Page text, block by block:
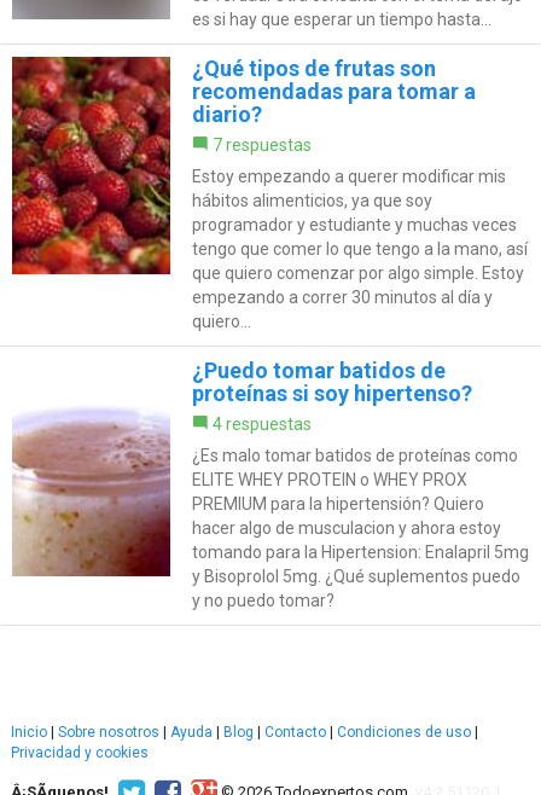
es si hay que esperar un tiempo hasta...
¿Qué tipos de frutas son
recomendadas para tomar a
diario?
7 respuestas
Estoy empezando a querer modificar mis
hábitos alimenticios, ya que soy
programador y estudiante y muchas veces
tengo que comer lo que tengo a la mano, así
que quiero comenzar por algo simple. Estoy
empezando a correr 30 minutos al día y
quiero...
¿Puedo tomar batidos de
proteínas si soy hipertenso?
4 respuestas
¿Es malo tomar batidos de proteínas como
ELITE WHEY PROTEIN o WHEY PROX
PREMIUM para la hipertensión? Quiero
hacer algo de musculacion y ahora estoy
tomando para la Hipertension: Enalapril 5mg
y Bisoprolol 5mg. ¿Qué suplementos puedo
y no puedo tomar?
Inicio Sobre nosotros Ayuda Blog Contacto Condiciones de uso
Privacidad y cookies